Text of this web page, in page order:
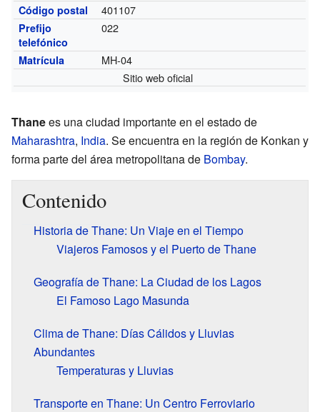
Código postal 401107
Prefijo
telefónico
022
Matrícula
MH-04
Sitio web oficial
Thanees una ciudad importante en el estado de
Maharashtra, India. Se encuentra en la región de Konkan y
forma parte del área metropolitana de Bombay.
Contenido
Historia de Thane: Un Viaje en el Tiempo
Viajeros Famosos y el Puerto de Thane
Geografía de Thane: La Ciudad de los Lagos
El Famoso Lago Masunda
Clima de Thane: Días Cálidos y Lluvias
Abundantes
Temperaturas y Lluvias
Transporte en Thane: Un Centro Ferroviario